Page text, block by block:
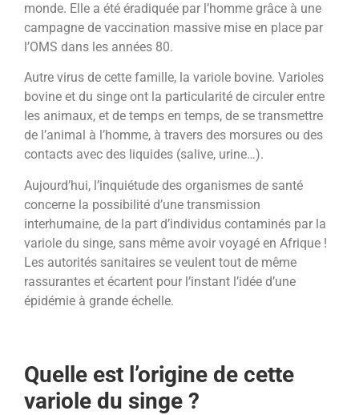
monde. Elle a été éradiquée par l’homme grâce à une
campagne de vaccination massive mise en place par
l’OMS dans les années 80.
Autre virus de cette famille, la variole bovine. Varioles
bovine et du singe ont la particularité de circuler entre
les animaux, et de temps en temps, de se transmettre
de l’animal à l’homme, à travers des morsures ou des
contacts avec des liquides (salive, urine…).
Aujourd’hui, l’inquiétude des organismes de santé
concerne la possibilité d’une transmission
interhumaine, de la part d’individus contaminés par la
variole du singe, sans même avoir voyagé en Afrique !
Les autorités sanitaires se veulent tout de même
rassurantes et écartent pour l’instant l’idée d’une
épidémie à grande échelle.
Quelle est l’origine de cette
variole du singe ?